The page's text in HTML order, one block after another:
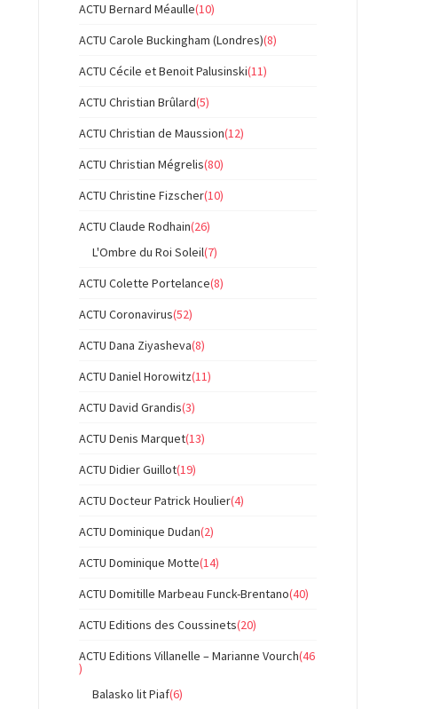
ACTU Bernard Méaulle(10)
ACTU Carole Buckingham (Londres)(8)
ACTU Cécile et Benoit Palusinski(11)
ACTU Christian Brûlard(5)
ACTU Christian de Maussion(12)
ACTU Christian Mégrelis(80)
ACTU Christine Fizscher(10)
ACTU Claude Rodhain(26)
L'Ombre du Roi Soleil(7)
ACTU Colette Portelance(8)
ACTU Coronavirus(52)
ACTU Dana Ziyasheva(8)
ACTU Daniel Horowitz(11)
ACTU David Grandis(3)
ACTU Denis Marquet(13)
ACTU Didier Guillot(19)
ACTU Docteur Patrick Houlier(4)
ACTU Dominique Dudan(2)
ACTU Dominique Motte(14)
ACTU Domitille Marbeau Funck-Brentano(40)
ACTU Editions des Coussinets(20)
ACTU Editions Villanelle – Marianne Vourch(46
)
Balasko lit Piaf(6)